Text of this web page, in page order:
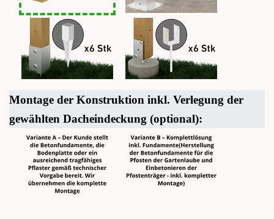
Montage der Konstruktion inkl. Verlegung der
gewählten Dacheindeckung (optional):